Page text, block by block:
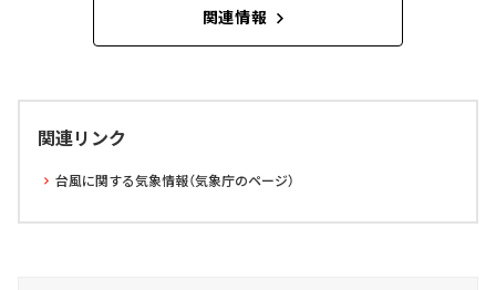
関連情報
関連リンク
台風に関する気象情報（気象庁のページ）